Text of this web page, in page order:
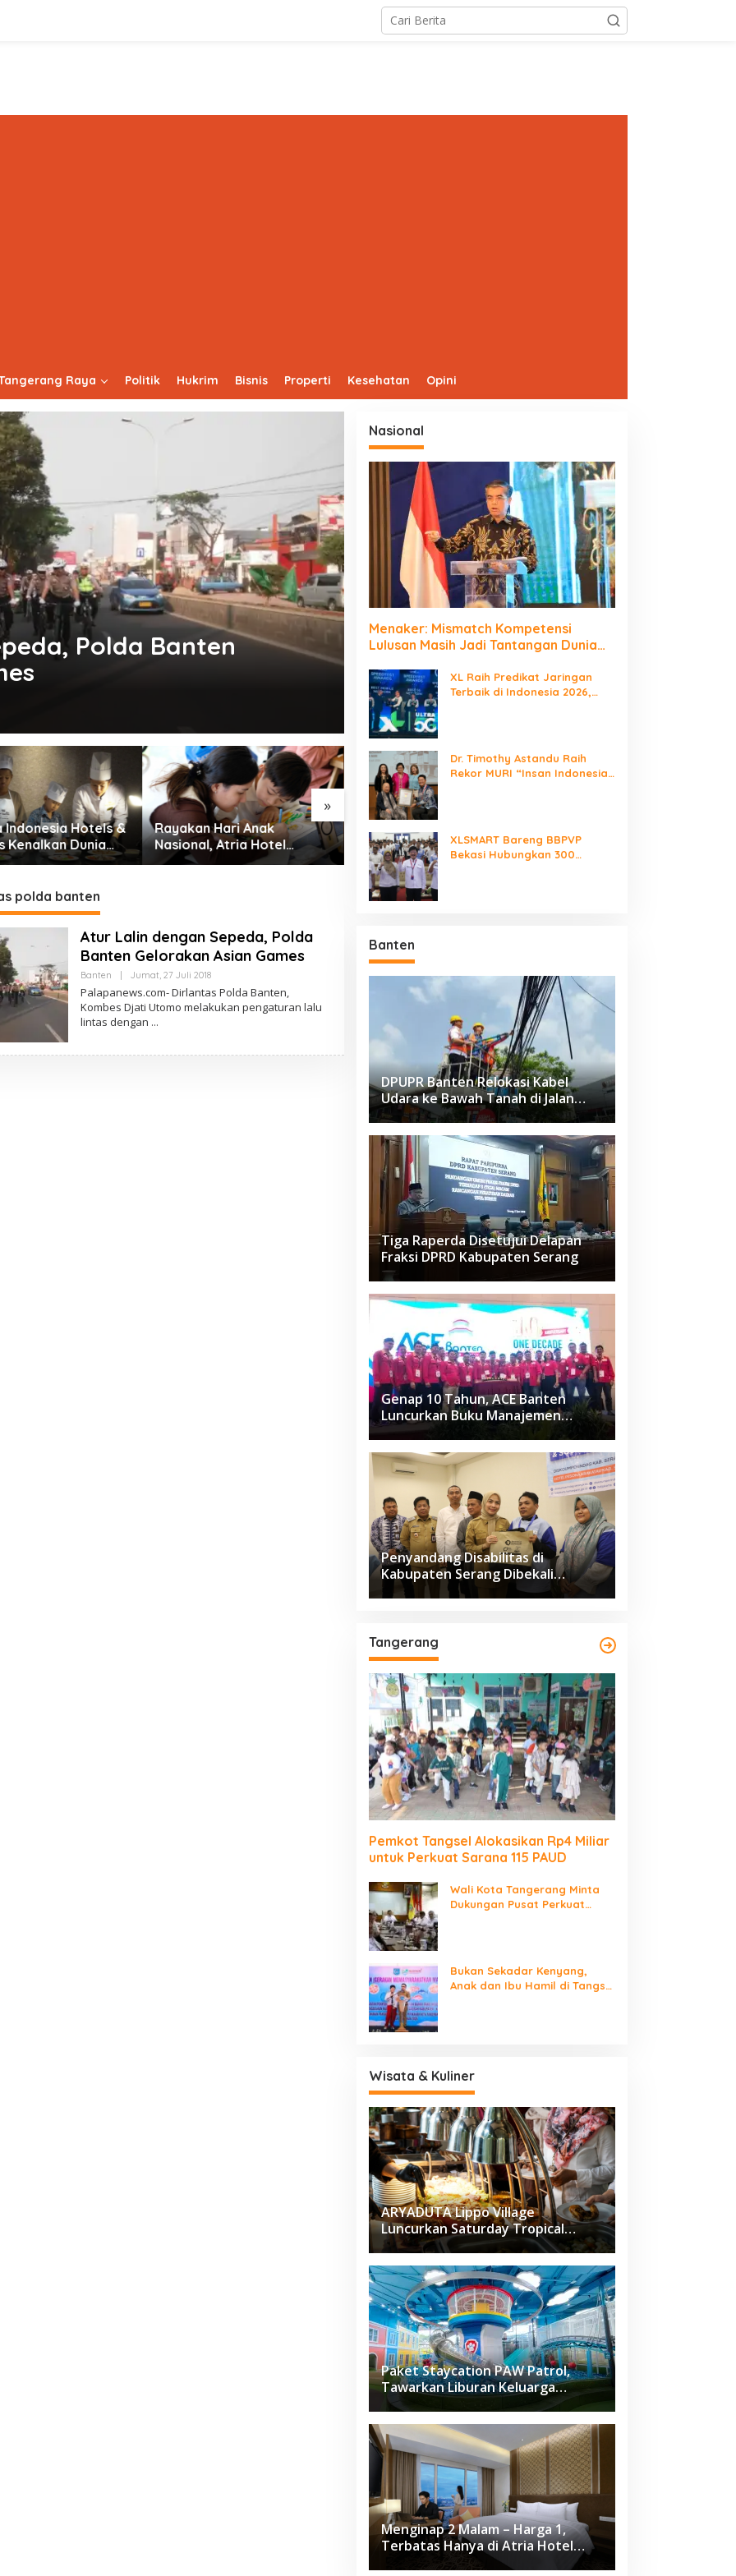
Raya Politik Hukrim Bisnis Properti Kesehatan Opini
Polda Banten
»
Hari Anak
Atria Hotel
Serpong Gelar
Menaker: Mismatch
Kompetensi Lulusan Masih
Jadi Tantangan Dunia Kerja
Rp4 Miliar untuk Perkuat
Sarana 115 PAUD
Dukungan Pusat Perkuat
Fiskal, Kelola Sampah dan
polda banten
Atur Lalin dengan Sepeda, Polda
Banten Gelorakan Asian Games
Banten Jumat, 27 Juli 2018Oleh
Palapanews.com- Dirlantas Polda Banten,
Kombes Djati Utomo melakukan pengaturan lalu
lintas dengan
Nasional
Menaker: Mismatch Kompetensi
Lulusan Masih Jadi Tantangan Dunia
XL Raih Predikat Jaringan
Terbaik di Indonesia 2026,
Dr. Timothy Astandu Raih
Rekor MURI “Insan Indonesia
XLSMART Bareng BBPVP
Bekasi Hubungkan 300
Banten
DPUPR Banten Relokasi Kabel
Udara ke Bawah Tanah di Jalan
Raden Fatah Ciledug
Tiga Raperda Disetujui Delapan
Fraksi DPRD Kabupaten Serang
Genap 10 Tahun, ACE Banten
Luncurkan Buku Manajemen
Fasilitas
Penyandang Disabilitas di
Kabupaten Serang Dibekali
Pelatihan Pengolahan Hasil
Tangerang
Pemkot Tangsel Alokasikan Rp4 Miliar
untuk Perkuat Sarana 115 PAUD
Wali Kota Tangerang Minta
Dukungan Pusat Perkuat
Bukan Sekadar Kenyang,
Anak dan Ibu Hamil di Tangsel
Wisata & Kuliner
ARYADUTA Lippo Village
Luncurkan Saturday Tropical
Brunch
Paket Staycation PAW Patrol,
Tawarkan Liburan Keluarga
Menyenangkan Hanya di Herloom
Hotel BSD
Menginap 2 Malam – Harga 1,
Terbatas Hanya di Atria Hotel